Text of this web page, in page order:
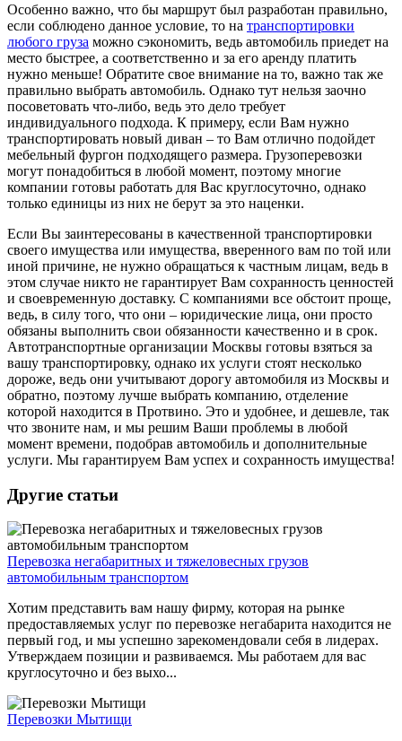
Особенно важно, что бы маршрут был разработан правильно,
если соблюдено данное условие, то на транспортировки
любого груза можно сэкономить, ведь автомобиль приедет на
место быстрее, а соответственно и за его аренду платить
нужно меньше! Обратите свое внимание на то, важно так же
правильно выбрать автомобиль. Однако тут нельзя заочно
посоветовать что-либо, ведь это дело требует
индивидуального подхода. К примеру, если Вам нужно
транспортировать новый диван – то Вам отлично подойдет
мебельный фургон подходящего размера. Грузоперевозки
могут понадобиться в любой момент, поэтому многие
компании готовы работать для Вас круглосуточно, однако
только единицы из них не берут за это наценки.
Если Вы заинтересованы в качественной транспортировки
своего имущества или имущества, вверенного вам по той или
иной причине, не нужно обращаться к частным лицам, ведь в
этом случае никто не гарантирует Вам сохранность ценностей
и своевременную доставку. С компаниями все обстоит проще,
ведь, в силу того, что они – юридические лица, они просто
обязаны выполнить свои обязанности качественно и в срок.
Автотранспортные организации Москвы готовы взяться за
вашу транспортировку, однако их услуги стоят несколько
дороже, ведь они учитывают дорогу автомобиля из Москвы и
обратно, поэтому лучше выбрать компанию, отделение
которой находится в Протвино. Это и удобнее, и дешевле, так
что звоните нам, и мы решим Ваши проблемы в любой
момент времени, подобрав автомобиль и дополнительные
услуги. Мы гарантируем Вам успех и сохранность имущества!
Другие статьи
Перевозка негабаритных и тяжеловесных грузов
автомобильным транспортом
Хотим представить вам нашу фирму, которая на рынке
предоставляемых услуг по перевозке негабарита находится не
первый год, и мы успешно зарекомендовали себя в лидерах.
Утверждаем позиции и развиваемся. Мы работаем для вас
круглосуточно и без выхо...
Перевозки Мытищи